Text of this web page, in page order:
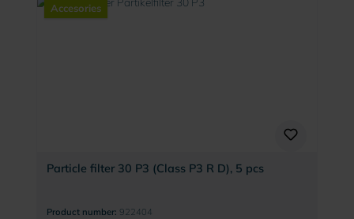
Accesories
Particle filter 30 P3 (Class P3 R D), 5 pcs
Product number: 922404